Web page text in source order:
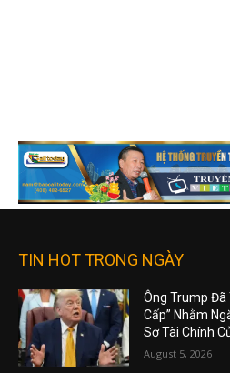
TIN HOT TRONG NGÀY
Ông Trump Đã
Cấp” Nhằm
Sơ Tài Chính
August 5, 2026